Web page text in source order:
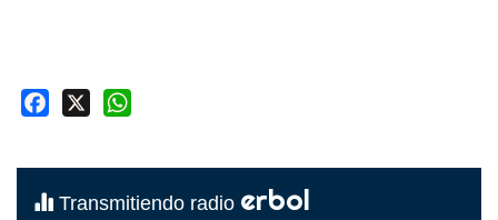
Facebook
Transmitiendo radio erbol